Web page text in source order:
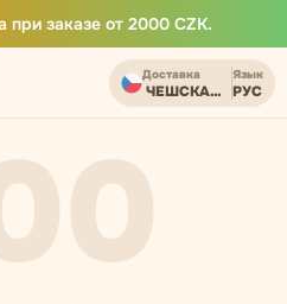
при заказе от 2000 CZK.
Доставка
ЧЕШСКАЯ
Язык
РУС